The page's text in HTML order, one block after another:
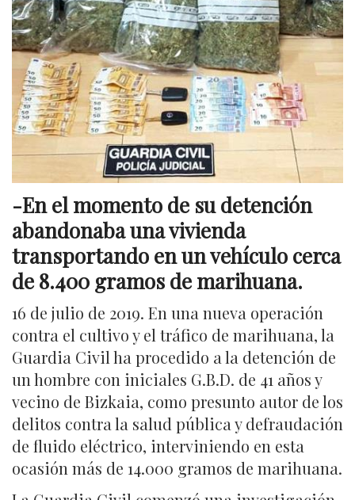
-En el momento de su detención
abandonaba una vivienda
transportando en un vehículo cerca
de 8.400 gramos de marihuana.
16 de julio de 2019. En una nueva operación
contra el cultivo y el tráfico de marihuana, la
Guardia Civil ha procedido a la detención de
un hombre con iniciales G.B.D. de 41 años y
vecino de Bizkaia, como presunto autor de los
delitos contra la salud pública y defraudación
de fluido eléctrico, interviniendo en esta
ocasión más de 14.000 gramos de marihuana.